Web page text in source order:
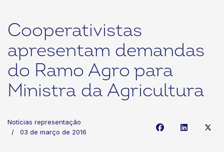
Cooperativistas
apresentam demandas
do Ramo Agro para
Ministra da Agricultura
Notícias representação
03 de março de 2016